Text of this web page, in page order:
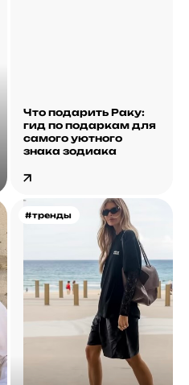
Что подарить Раку:
гид по подаркам для
самого уютного
знака зодиака
#тренды